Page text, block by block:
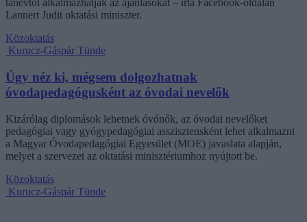
tanévtől alkalmazhatják az ajánlásokat – írta Facebook-oldalán
Lannert Judit oktatási miniszter.
Közoktatás
Kurucz-Gáspár Tünde
Úgy néz ki, mégsem dolgozhatnak
óvodapedagógusként az óvodai nevelők
Kizárólag diplomások lehetnek óvónők, az óvodai nevelőket
pedagógiai vagy gyógypedagógiai asszisztensként lehet alkalmazni
a Magyar Óvodapedagógiai Egyesület (MOE) javaslata alapján,
melyet a szervezet az oktatási minisztériumhoz nyújtott be.
Közoktatás
Kurucz-Gáspár Tünde